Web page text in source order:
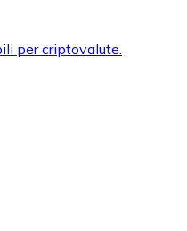
per criptovalute.